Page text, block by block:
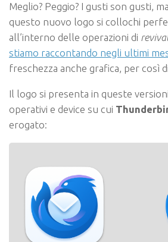
Meglio? Peggio? I gusti son gusti,
questo nuovo logo si collochi
all’interno delle operazioni di revival
stiamo raccontando negli ultimi
freschezza anche grafica, per così
Il logo si presenta in queste
operativi e device su cui
erogato: